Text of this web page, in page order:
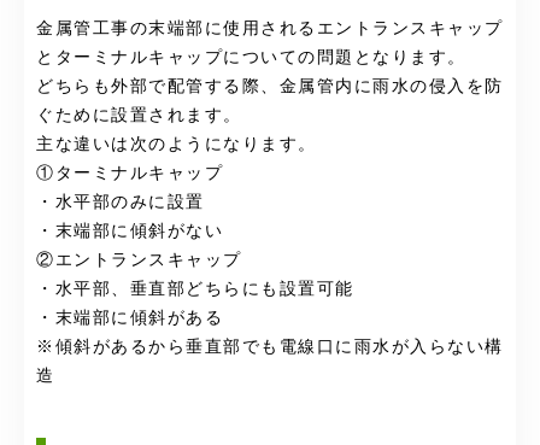
金属管工事の末端部に使用されるエントランスキャップ
とターミナルキャップについての問題となります。
どちらも外部で配管する際、金属管内に雨水の侵入を防
ぐために設置されます。
主な違いは次のようになります。
①ターミナルキャップ
・水平部のみに設置
・末端部に傾斜がない
②エントランスキャップ
・水平部、垂直部どちらにも設置可能
・末端部に傾斜がある
※傾斜があるから垂直部でも電線口に雨水が入らない構
造